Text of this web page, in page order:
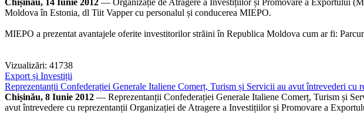
Moldova în Estonia, dl Tiit Vapper cu personalul și conducerea MIEPO.
MIEPO a prezentat avantajele oferite investitorilor străini în Republica Moldova cum ar fi:
Vizualizări: 41738
Export și Investiții
Reprezentanții Confederației Generale Italiene Comerț, Turism și Servicii au avut întrevederi cu
Chișinău, 8 Iunie 2012 — Reprezentanții Confederației Generale Italiene Comerț, Turism și
avut întrevedere cu reprezentanții Organizației de Atragere a Investițiilor și Promovare a